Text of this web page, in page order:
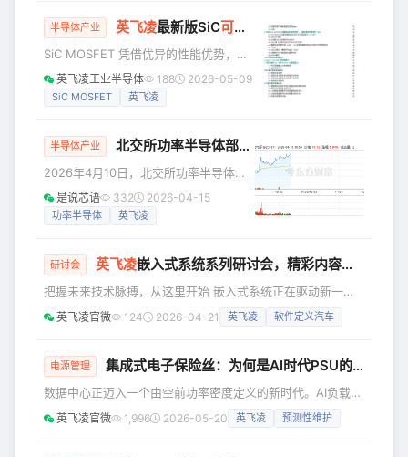
计，帮助客户加速向±400 V和800 V直
型。这些参考设计采用英飞凌的650 V
CoolGaN™开关，专为追求更高机架功
率、更低配电损耗、更优散热性能的超
半导体产业 英飞凌最新版SiC可靠性 白皮书解读（含白皮书
SiC MOSFET 凭借优异的性能优势，已
成为电力电子领域的核心器件，备受行
业关注。但由于特殊的材料属性与器件
题包括但不限于： 栅氧缺陷密度高 长期
宇宙射线引发单粒子烧毁 短路 / 雪崩耐
受弱 体二极管存在双极退化 为此，英飞
凌重磅发布全新升级版 SiC
英飞凌工业半导体 188 2026-05-09
SiC MOSFET 英飞凌
半导体产业 北交所功率半导体部件第一股诞生！客户含中车、
2026年4月10日，北交所功率半导体部
件“第一股”赛英电子正式挂牌，上市首日
股价大涨120%，截止笔者发稿，股价涨
值。 成立于2002年的赛英电子，深耕功
以陶瓷管壳和封装散热基板为核心主
业，产品广泛应用于特高压、新能源汽
头部客户资源，在国产功率半导体产业
链
是说芯语 332 2026-04-15
功率半导体 英飞凌
研讨会 英飞凌嵌入式系统系列研讨会，精彩内容现已上线！
把握未来技术脉搏，从这里开始 嵌入式系统正在驱动新一轮
技术创新浪潮——从智能工厂、自动驾驶汽车，到智慧家居、
容现已上线，随时随地，按需观看！ 五大专题方向，覆盖前
个终端设备。 PSOC™ Edge MCU加速产品智能化 从云
英飞凌官微 124 2026-04-21 英飞凌 软件定义汽车
电源管理 集成式电子保险丝：为何是AI时代PSU的必然选择
数据中心正迈入一个由空前功率密度定义的新时代。AI负载的
爆发式增长正推动供电架构从传统12 V全面向48/54 V演进，
机架级功率由此跃升至数千瓦级别。这一变革对保护方案提出
英飞凌官微 1,996 2026-05-20 英飞凌 预测性维护